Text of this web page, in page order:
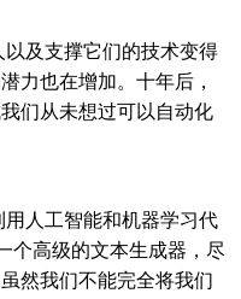
及支撑它们的技术变得
力也在增加。十年后，
们从未想过可以自动化
人工智能和机器学习代
个高级的文本生成器，尽
然我们不能完全将我们